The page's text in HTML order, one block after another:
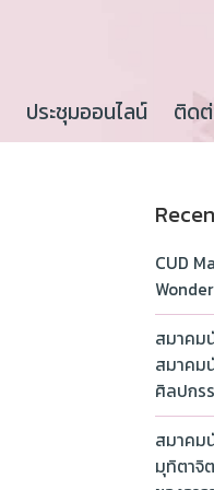
ประชุมออนไลน์ ติดต่
CUD
สมาคม
สมาคม
ศิลปกร
สมาคม
มุทิตาจิ